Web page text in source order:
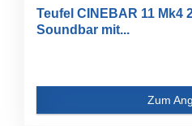
Teufel CINEBAR 11 Mk4
Soundbar mit...
Zum